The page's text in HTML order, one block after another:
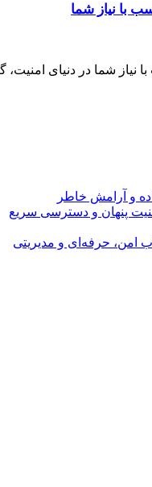
با نیاز شما
شما در دنیای امنیت،
و آرامش خاطر
پنهان و دسترسی سریع
امن، حرفه‌ای و مدیریتی